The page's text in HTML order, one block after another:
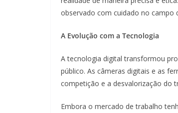
observado com cuidado no campo
A Evolução com a Tecnologia
A tecnologia digital transformou
público. As câmeras digitais e as
competição e a desvalorização do
Embora o mercado de trabalho